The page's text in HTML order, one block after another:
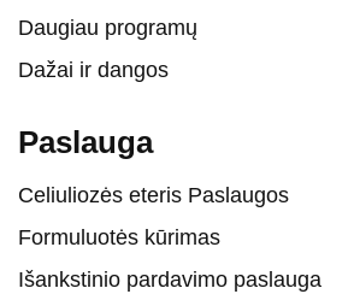
Daugiau programų
Dažai ir dangos
Paslauga
Celiuliozės eteris Paslaugos
Formuluotės kūrimas
Išankstinio pardavimo paslauga